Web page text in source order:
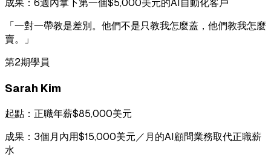
成果： 6週內拿下第一個$5,000美元的AI自動化客戶
「一對一帶教是差別。他們不是只教我怎麼蓋，他們教我怎麼
賣。
」
第2期學員
Sarah Kim
起點： 正職年薪$85,000美元
成果： 3個月內用$15,000美元／月的AI顧問業務取代正職薪
水